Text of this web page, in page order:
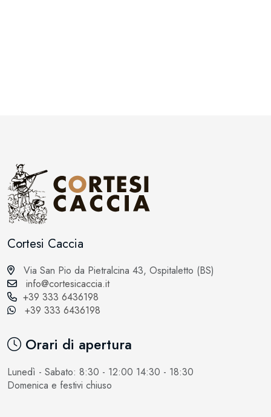
Cortesi Caccia
Via San Pio da Pietralcina 43, Ospitaletto (BS)
info@cortesicaccia.it
+39 333 6436198
+39 333 6436198
Orari di apertura
Lunedì - Sabato: 8:30 - 12:00 14:30 - 18:30
Domenica e festivi chiuso